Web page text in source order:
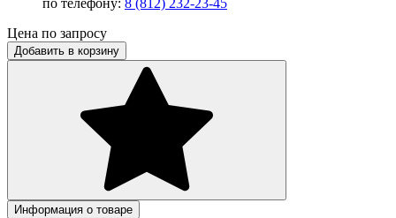
по телефону: 8 (812) 232-23-45
Цена по запросу
Добавить в корзину
Информация о товаре